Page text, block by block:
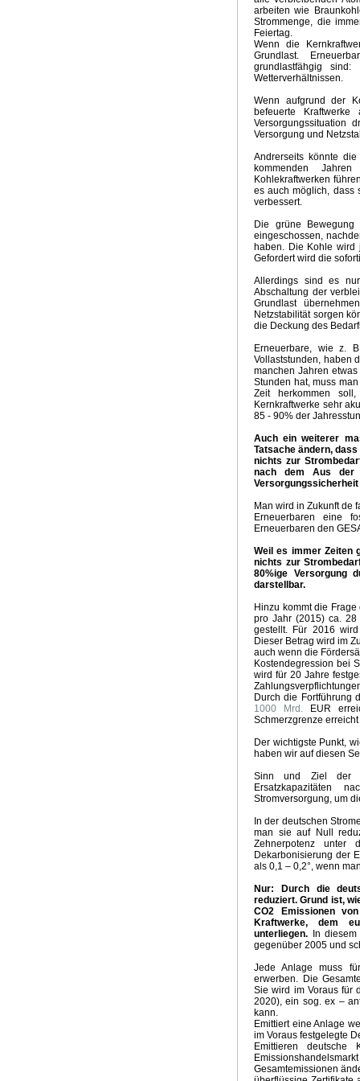
Neuer Klima-Alarm
Industriekonspiration Klimakrieger
Traum Energiewende
Kalte
Wintervorhersage
Ergebnis
Klimabedrohung CO2
Weltwirtschaft
Anti Atomrepublik
Überschwemmungen in Australien
2010 Wärmstes
Energiekonzept der
Hart aber Fair Weltuntergang
arbeiten wie
Strommenge, die
Feiertag.
Wenn die
Grundlast.
grundlastfähgig
Wetterverhältnissen.
Wenn aufgrund der
befeuerte
Versorgungssituation
Versorgung und
Andrerseits könnte
kommenden
Kohlekraftwerken
es auch möglich, dass
verbessert.
Die grüne
eingeschossen,
haben. Die Kohle wird
Gefordert wird die
Allerdings sind es
Abschaltung der
Grundlast
Netzstabilität sorgen
die Deckung des
Erneuerbare, wie z.
Vollaststunden, haben
manchen Jahren
Stunden hat, muss
Zeit herkommen
Kernkraftwerke sehr
85 - 90% der
Auch ein weiterer
Tatsache ändern,
nichts zur
nach dem Aus der
Man wird in Zukunft de
Erneuerbaren eine
Erneuerbaren den
Weil es immer Zeiten
nichts zur
80%ige Versorgung
darstellbar.
Hinzu kommt die
pro Jahr (2015) ca.
gestellt. Für 2016
Dieser Betrag wird im
auch wenn die
Kostendegression bei
wird für 20 Jahre
Durch die Fortführung
1000 Mrd. EUR
Schmerzgrenze erreicht
Der wichtigste Punkt,
haben wir auf diesen
Sinn und Ziel der
Ersatzkapazitäten
Stromversorgung, um
In der deutschen
man sie auf Null
Zehnerpotenz unter
Dekarbonisierung der
als 0,1 – 0,2°, wenn
Nur: Durch die
reduziert. Grund ist,
CO2 Emissionen
Kraftwerke, dem
unterliegen. In
gegenüber 2005 und
Jede Anlage muss
erwerben. Die
Sie wird im Voraus für
2020), ein sog. ex –
kann.
Emittiert eine Anlage
im Voraus festgelegte
Emittieren deutsche
Gesamtemissionen